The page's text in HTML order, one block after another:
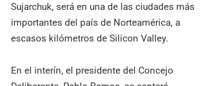
Sujarchuk, será en una de las ciudades más
importantes del país de Norteamérica, a
escasos kilómetros de Silicon Valley.
En el interín, el presidente del Concejo